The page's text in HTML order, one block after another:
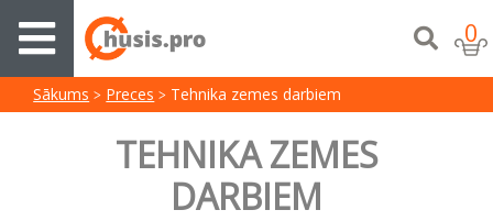
0
Sākums Preces Tehnika zemes darbiem
TEHNIKA ZEMES
DARBIEM